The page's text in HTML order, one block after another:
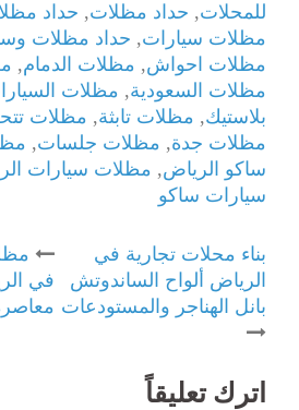
للمحلات, حداد مظلات, حداد
مظلات سيارات, حداد مظلات
مظلات احواش, مظلات الدمام,
مظلات السعودية, مظلات
بلاستيك, مظلات تابثة, مظلات
مظلات جدة, مظلات جلسات,
ساكو الرياض, مظلات سيارات
سيارات ساكو
Post
navigation
في
بناء محلات تجارية في
الرياض ألواح الساندوتش
بانل الهناجر والمستودعات
اترك تعليقاً